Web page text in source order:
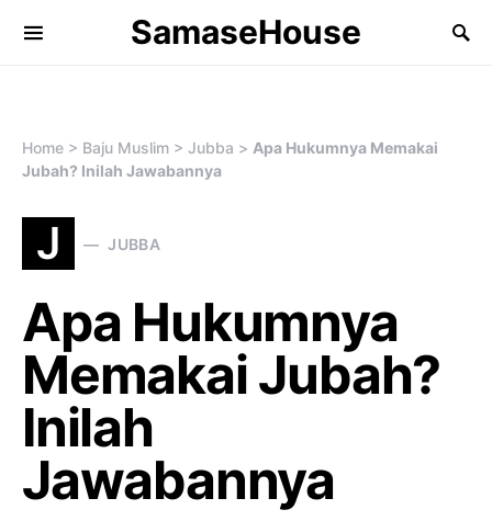
SamaseHouse
Search for:
Home > Baju Muslim > Jubba > Apa Hukumnya Memakai
Jubah? Inilah Jawabannya
J JUBBA
Apa Hukumnya
Memakai Jubah?
Inilah
Jawabannya